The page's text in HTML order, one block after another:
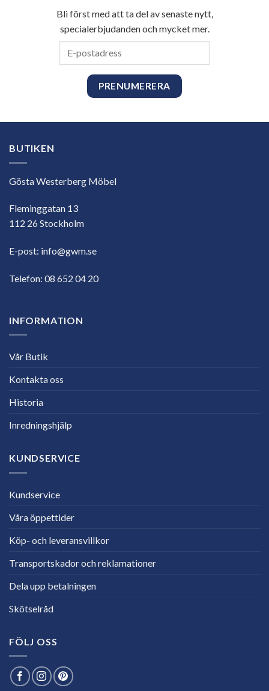
Bli först med att ta del av senaste nytt,
specialerbjudanden och mycket mer.
BUTIKEN
Gösta Westerberg Möbel
Fleminggatan 13
112 26 Stockholm
E-post: info@gwm.se
Telefon: 08 652 04 20
INFORMATION
Vår Butik
Kontakta oss
Historia
Inredningshjälp
KUNDSERVICE
Kundservice
Våra öppettider
Köp- och leveransvillkor
Transportskador och reklamationer
Dela upp betalningen
Skötselråd
FÖLJ OSS